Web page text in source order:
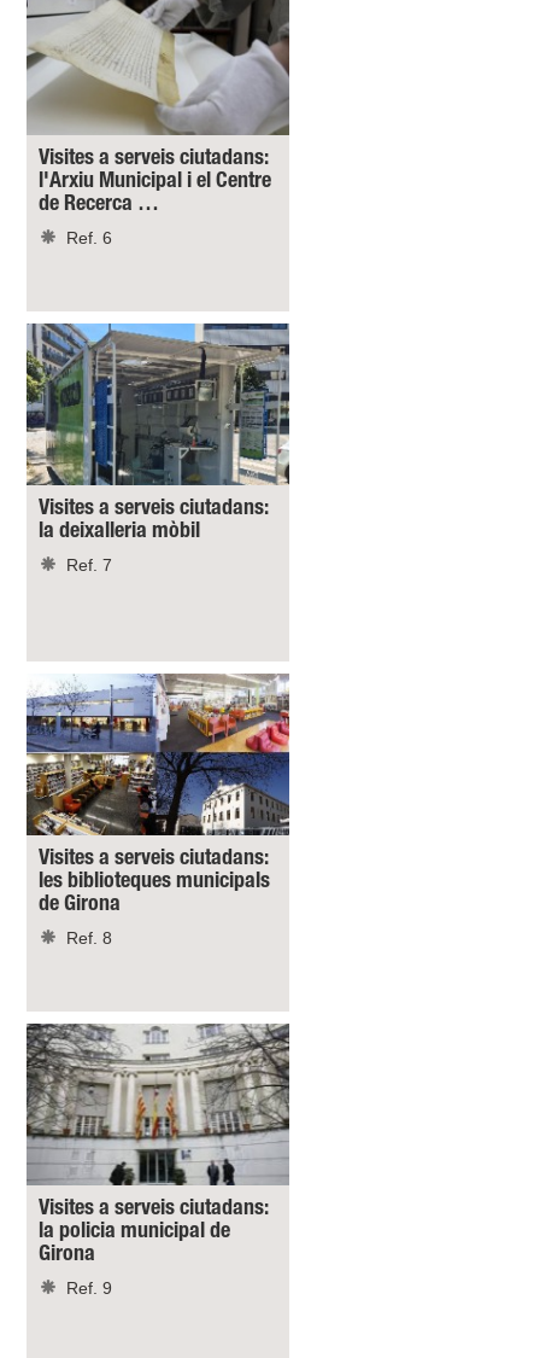
Visites a serveis ciutadans:
l'Arxiu Municipal i el Centre
de Recerca …
Ref. 6
Visites a serveis ciutadans:
la deixalleria mòbil
Ref. 7
Visites a serveis ciutadans:
les biblioteques municipals
de Girona
Ref. 8
Visites a serveis ciutadans:
la policia municipal de
Girona
Ref. 9